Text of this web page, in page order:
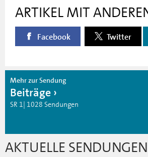
ARTIKEL MIT
Facebook Twitter
Mehr zur Sendung
Beiträge
SR 1| 1028 Sendungen
AKTUELLE SENDUNGEN